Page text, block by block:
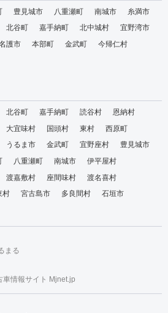
豊見城市 八重瀬町 南城市
糸満市
北谷町 嘉手納町 北中城村
宜野湾市
護市 本部町 金武町
今帰仁村
北谷町 嘉手納町 読谷村
恩納村
大宜味村 国頭村 東村
西原町
うるま市 金武町 宜野座村
豊見城市
八重瀬町 南城市
伊平屋村
渡嘉敷村 座間味村
渡名喜村
村 宮古島市 多良間村
石垣市
まる
車情報サイト Mjnet.jp